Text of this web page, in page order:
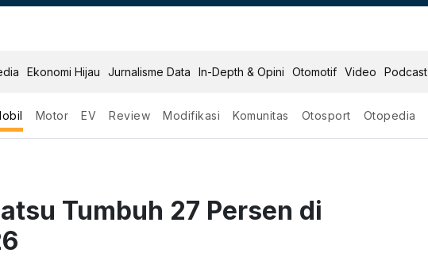
Ekonomi Hijau Jurnalisme Data In-Depth & Opini Otomotif Video Podcast
Motor EV Review Modifikasi Komunitas Otosport Otopedia
Tumbuh 27 Persen di